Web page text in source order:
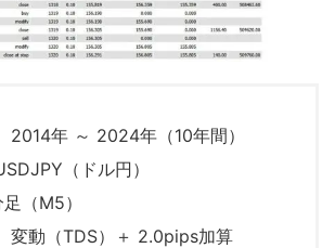
2014年 ～ 2024年（10年間）
（ドル円）
（M5）
変動（TDS）＋ 2.0pips加算